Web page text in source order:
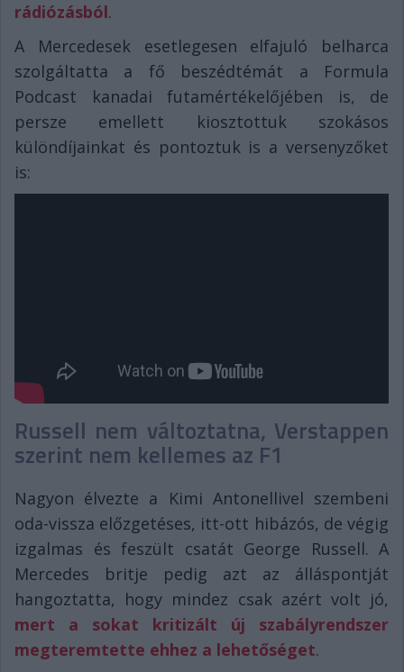
rádiózásból.
A Mercedesek esetlegesen elfajuló belharca
szolgáltatta a fő beszédtémát a Formula
Podcast kanadai futamértékelőjében is, de
persze emellett kiosztottuk szokásos
különdíjainkat és pontoztuk is a versenyzőket
is:
Russell nem változtatna, Verstappen
szerint nem kellemes az F1
Nagyon élvezte a Kimi Antonellivel szembeni
oda-vissza előzgetéses, itt-ott hibázós, de végig
izgalmas és feszült csatát George Russell. A
Mercedes britje pedig azt az álláspontját
hangoztatta, hogy mindez csak azért volt jó,
mert a sokat kritizált új szabályrendszer
megteremtette ehhez a lehetőséget.